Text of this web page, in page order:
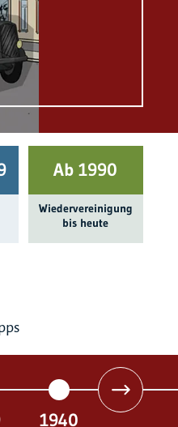
Ab 1990
Wieder­ver­einigung
bis heute
1940